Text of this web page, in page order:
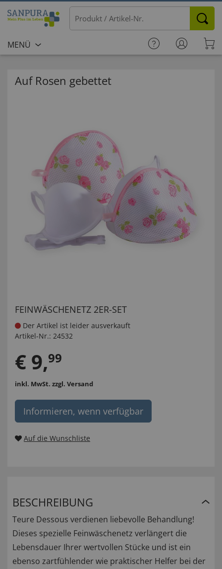
MENÜ
Auf Rosen gebettet
FEINWÄSCHENETZ 2ER-SET
Der Artikel ist leider ausverkauft
Artikel-Nr.: 24532
€ 9,99
inkl. MwSt. zzgl. Versand
Informieren, wenn verfügbar
Auf die Wunschliste
BESCHREIBUNG
Teure Dessous verdienen liebevolle Behandlung!
Dieses spezielle Feinwäschenetz verlängert die
Lebensdauer Ihrer wertvollen Stücke und ist ein
ebenso zartfühlender wie praktischer Helfer bei der